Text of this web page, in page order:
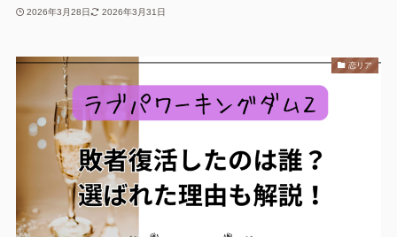
2026年3月28日 2026年3月31日
恋リア